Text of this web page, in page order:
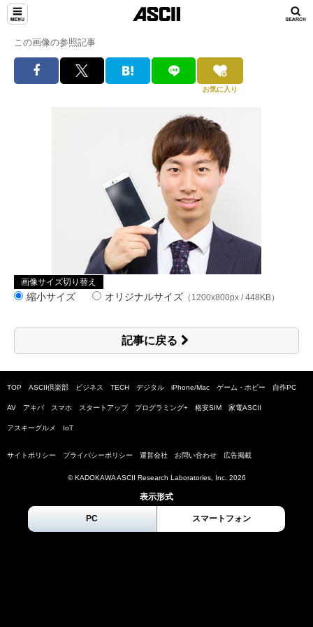
この画像の参照記事
お気に入り
画像サイズ切り替え
縮小サイズ オリジナルサイズ （1200x800px / 448KB）
記事に戻る
TOP ASCII倶楽部 ビジネス TECH デジタル iPhone/Mac ゲーム・ホビー 自作PC
AV アキバ スマホ スタートアップ プログラミング+ 格安SIM 家電ASCII
アスキーグルメ IoT
サイトポリシー プライバシーポリシー 運営会社 お問い合わせ 広告掲載
© KADOKAWA ASCII Research Laboratories, Inc. 2026
表示形式
PC スマートフォン